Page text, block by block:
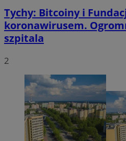
Tychy: Bitcoiny i
koronawirusem.
szpitala
2